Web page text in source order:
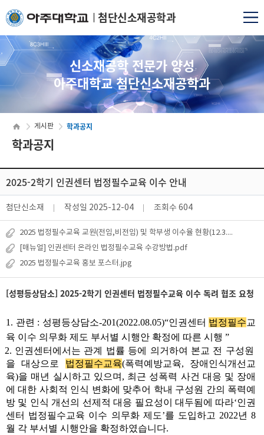
첨단신소재공학과
신소재공학 전문가 양성
아주대학교 첨단신소재공학과
게시판 학과공지
학과공지
2025-2학기 인권센터 법정필수교육 이수 안내
첨단신소재 작성일 2025-12-04 조회수 604
2025 법정필수교육 교원(전임,비전임) 및 학부생 이수율 현황(12.3.기준) (1).xlsx
[매뉴얼] 인권센터 온라인 법정필수교육 수강방법.pdf
2025 법정필수교육 홍보 포스터.jpg
[성평등상담소] 2025-2학기 인권센터 법정필수교육 이수 독려 협조 요청
1. 관련 : 성평등상담소-201(2022.08.05)“인권센터 법정필수교
육 이수 의무화 제도 부서별 시행안 확정에 따른 시행 ”
2. 인권센터에서는 관계 법률 등에 의거하여 본교 전 구성원
을 대상으로 법정필수교육(폭력예방교육, 장애인식개선교
육)을 매년 실시하고 있으며, 최근 성폭력 사건 대응 및 장애
에 대한 사회적 인식 변화에 맞추어 학내 구성원 간의 폭력예
방 및 인식 개선의 선제적 대응 필요성이 대두됨에 따라‘인권
센터 법정필수교육 이수 의무화 제도’를 도입하고 2022년 8
월 각 부서별 시행안을 확정하였습니다.